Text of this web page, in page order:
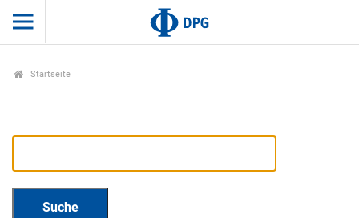
Startseite